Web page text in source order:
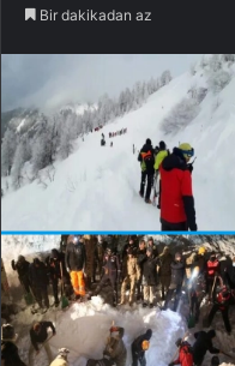
Bir dakikadan az